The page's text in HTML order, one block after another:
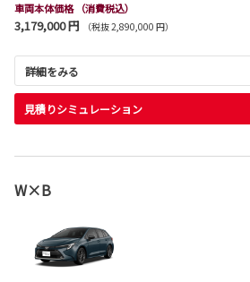
車両本体価格 （消費税込）
3,179,000 円 （税抜 2,890,000 円）
詳細をみる
見積りシミュレーション
W×B